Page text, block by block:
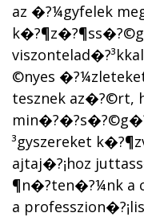
az �?¼gyfelek
k�?¶z�?¶ss�?©g
©nyes
tesznek az�?©rt,
³gyszereket
ajtaj�?¡hoz
¶n�?­ten�?¼nk a
a